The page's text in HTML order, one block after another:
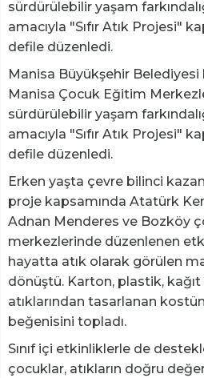
sürdürülebilir yaşam
amacıyla "Sıfır Atık Projesi"
defile düzenledi.
Manisa Büyükşehir Belediyesi
Manisa Çocuk Eğitim
sürdürülebilir yaşam
amacıyla "Sıfır Atık Projesi"
defile düzenledi.
Erken yaşta çevre bilinci
proje kapsamında Atatürk
Adnan Menderes ve Bozköy
merkezlerinde düzenlenen
hayatta atık olarak görülen
dönüştü. Karton, plastik,
atıklarından tasarlanan
beğenisini topladı.
Sınıf içi etkinliklerle de
çocuklar, atıkların doğru